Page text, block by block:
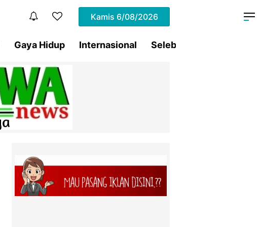
Kamis 6/08/2026
Gaya Hidup Internasional Selebritis